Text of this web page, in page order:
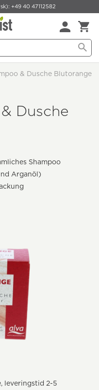
+49 40 47112582
& Dusche Blutorange
Dusche
Shampoo
Arganöl)
leveringstid 2-5